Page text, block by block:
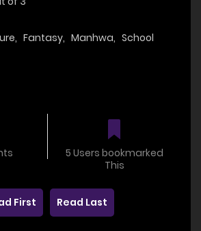
, Fantasy, Manhwa, School
5 Users bookmarked
This
First Read Last